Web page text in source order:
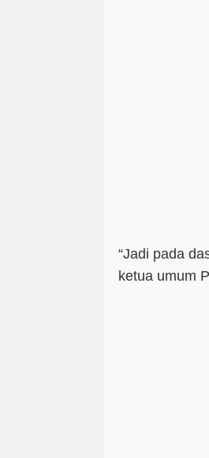
“Jadi pada
ketua umum